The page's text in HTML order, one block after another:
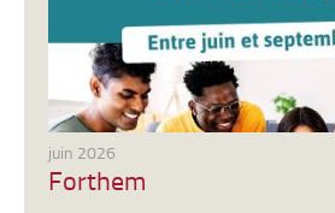
juin 2026
Forthem